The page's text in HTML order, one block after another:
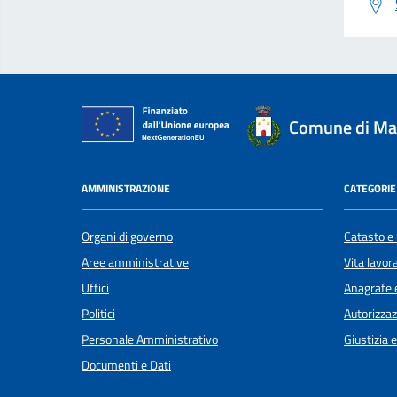
Comune di
AMMINISTRAZIONE
Organi di governo
Aree amministrative
Uffici
Politici
Personale Amministrativo
Documenti e Dati
Catasto
Vita
Anagrafe
Giustizia